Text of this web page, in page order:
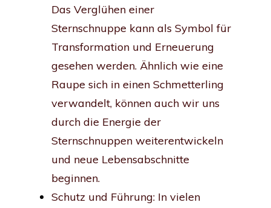
Das Verglühen einer
Sternschnuppe kann als Symbol für
Transformation und Erneuerung
gesehen werden. Ähnlich wie eine
Raupe sich in einen Schmetterling
verwandelt, können auch wir uns
durch die Energie der
Sternschnuppen weiterentwickeln
und neue Lebensabschnitte
beginnen.
Schutz und Führung: In vielen